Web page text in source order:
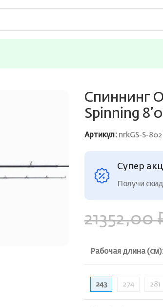
Спиннинг
Spinning
Артикул: nrkGS-S-
Супер
Получи
21352,00
Рабочая длина (см):
243 274 281